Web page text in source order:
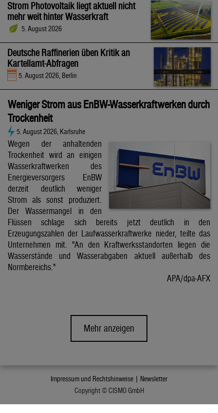
Strom Photovoltaik liegt aktuell nicht
mehr weit hinter Wasserkraft
5. August 2026
Deutsche Raffinerien üben Kritik an
Kartellamt-Abfragen
5. August 2026, Berlin
Weniger Strom aus EnBW-Wasserkraftwerken durch
Trockenheit
5. August 2026, Karlsruhe
Wegen der anhaltenden
Trockenheit wird an einigen
Wasserkraftwerken des
Energieversorgers EnBW
derzeit deutlich weniger
Strom als sonst produziert.
Der Wassermangel in den
Flüssen schlage sich bereits jetzt deutlich in den
Erzeugungszahlen der Laufwasserkraftwerke nieder, teilte das
Unternehmen mit. "An den Kraftwerksstandorten liegen die
Wasserstände und Wasserabgaben aktuell außerhalb des
Normbereichs."
APA/dpa-AFX
Mehr anzeigen
Impressum und Rechtshinweise | Newsletter
Copyright © CISMO GmbH